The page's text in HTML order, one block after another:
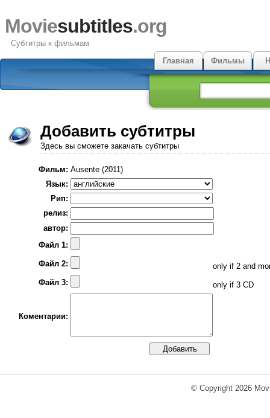
Moviesubtitles.org
Субтитры к фильмам
Главная
Фильмы
Добавить субтитры
Здесь вы сможете закачать субтитры
Фильм: Ausente (2011)
Язык:
Рип:
релиз:
автор:
Файл 1:
Файл 2:
only if 2 and
Файл 3:
only if 3 CD
Коментарии:
© Copyright 2026